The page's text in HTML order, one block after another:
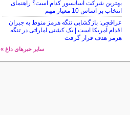
بهترین شرکت آسانسور کدام است؟ راهنمای
انتخاب بر اساس 10 معیار مهم
عراقچی: بازگشایی تنگه هرمز منوط به جبران
اقدام آمریکا است | یک کشتی اماراتی در تنگه
هرمز هدف قرار گرفت
سایر خبرهای داغ »